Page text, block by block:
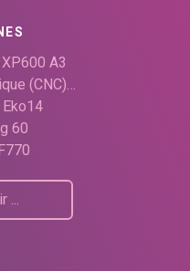
A3
(CNC)…
60
...